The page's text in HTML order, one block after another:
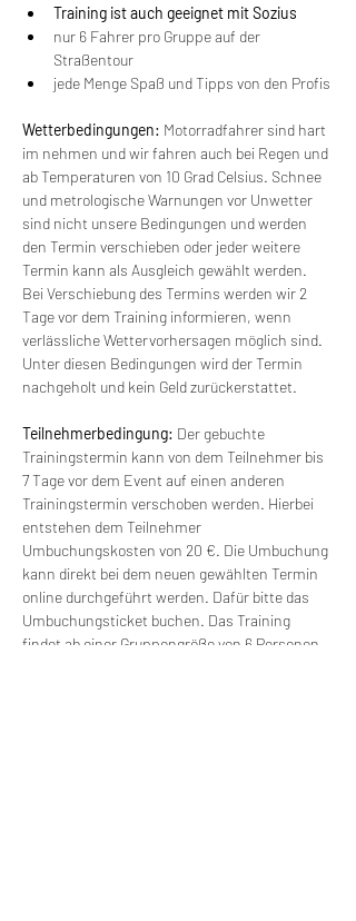
Training ist auch geeignet mit Sozius
nur 6 Fahrer pro Gruppe auf der
Straßentour
jede Menge Spaß und Tipps von den Profis
Wetterbedingungen: Motorradfahrer sind hart
im nehmen und wir fahren auch bei Regen und
ab Temperaturen von 10 Grad Celsius. Schnee
und metrologische Warnungen vor Unwetter
sind nicht unsere Bedingungen und werden
den Termin verschieben oder jeder weitere
Termin kann als Ausgleich gewählt werden.
Bei Verschiebung des Termins werden wir 2
Tage vor dem Training informieren, wenn
verlässliche Wettervorhersagen möglich sind.
Unter diesen Bedingungen wird der Termin
nachgeholt und kein Geld zurückerstattet.
Teilnehmerbedingung: Der gebuchte
Trainingstermin kann von dem Teilnehmer bis
7 Tage vor dem Event auf einen anderen
Trainingstermin verschoben werden. Hierbei
entstehen dem Teilnehmer
Umbuchungskosten von 20 €. Die Umbuchung
kann direkt bei dem neuen gewählten Termin
online durchgeführt werden. Dafür bitte das
Umbuchungsticket buchen. Das Training
findet ab einer Gruppengröße von 6 Personen